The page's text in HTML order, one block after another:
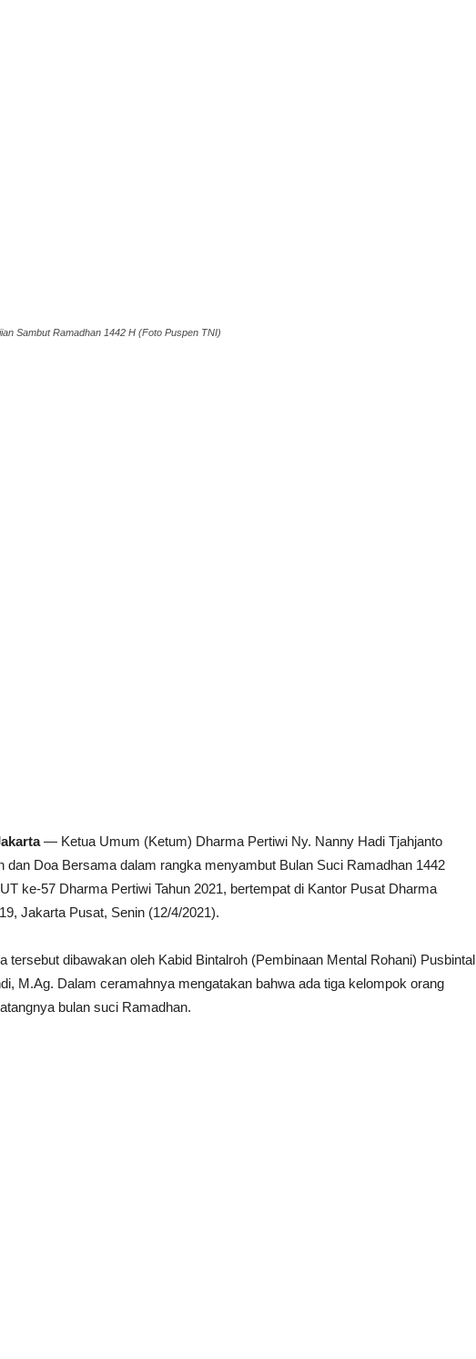
Sambut Ramadhan 1442 H (Foto Puspen TNI)
— Ketua Umum (Ketum) Dharma Pertiwi Ny. Nanny Hadi Tjahjanto
dan Doa Bersama dalam rangka menyambut Bulan Suci Ramadhan 1442
ke-57 Dharma Pertiwi Tahun 2021, bertempat di Kantor Pusat Dharma
Jakarta Pusat, Senin (12/4/2021).
tersebut dibawakan oleh Kabid Bintalroh (Pembinaan Mental Rohani) Pusbintal
M.Ag. Dalam ceramahnya mengatakan bahwa ada tiga kelompok orang
bulan suci Ramadhan.